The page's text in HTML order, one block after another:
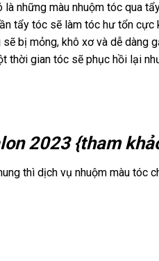
những màu nhuộm tóc qua
tẩy tóc sẽ làm tóc hư tổn cực
bị mỏng, khô xơ và dễ dàng
thời gian tóc sẽ phục hồi lại
2023 {tham
thì dịch vụ nhuộm màu tóc